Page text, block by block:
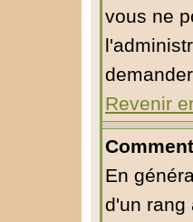
vous ne
Revenir
En
d'un rang